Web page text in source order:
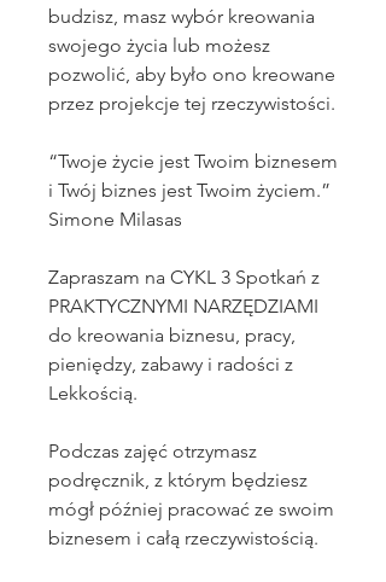
budzisz, masz wybór kreowania
swojego życia lub możesz
pozwolić, aby było ono kreowane
przez projekcje tej rzeczywistości.
“Twoje życie jest Twoim biznesem
i Twój biznes jest Twoim życiem.”
Simone Milasas
Zapraszam na CYKL 3 Spotkań z
PRAKTYCZNYMI NARZĘDZIAMI
do kreowania biznesu, pracy,
pieniędzy, zabawy i radości z
Lekkością.
Podczas zajęć otrzymasz
podręcznik, z którym będziesz
mógł później pracować ze swoim
biznesem i całą rzeczywistością.